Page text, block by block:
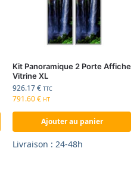
Kit Panoramique 2 Porte Affiche
Vitrine XL
926.17€ TTC
791.60€ HT
Ajouter au panier
Livraison : 24-48h